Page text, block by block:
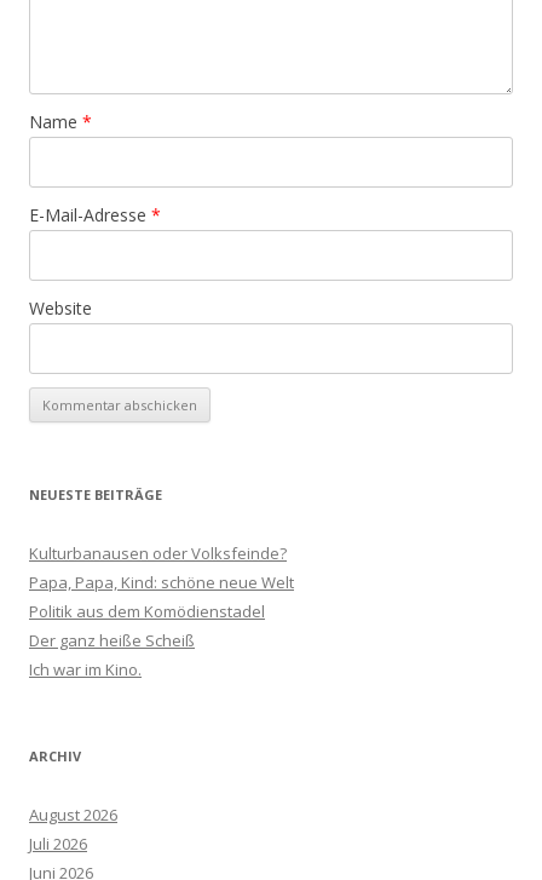
Name *
E-Mail-Adresse *
Website
NEUESTE BEITRÄGE
Kulturbanausen oder Volksfeinde?
Papa, Papa, Kind: schöne neue Welt
Politik aus dem Komödienstadel
Der ganz heiße Scheiß
Ich war im Kino.
ARCHIV
August 2026
Juli 2026
Juni 2026